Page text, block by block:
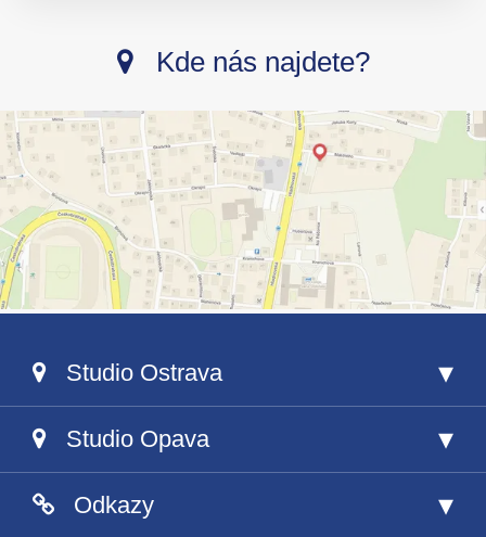
Kde nás najdete?
Studio Ostrava
Studio Opava
Odkazy